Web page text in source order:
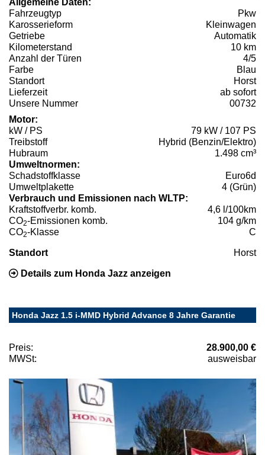
Fahrzeugtyp
Pkw
Karosserieform
Kleinwagen
Getriebe
Automatik
Kilometerstand
10 km
Anzahl der Türen
4/5
Farbe
Blau
Standort
Horst
Lieferzeit
ab sofort
Unsere Nummer
00732
Motor:
kW / PS
79 kW / 107 PS
Treibstoff
Hybrid (Benzin/Elektro)
Hubraum
1.498 cm³
Umweltnormen:
Schadstoffklasse
Euro6d
Umweltplakette
4 (Grün)
Verbrauch und Emissionen nach WLTP:
Kraftstoffverbr. komb.
4,6 l/100km
CO2-Emissionen komb.
104 g/km
CO2-Klasse C
Standort Horst
Details zum Honda Jazz anzeigen
Honda Jazz 1.5 i-MMD Hybrid Advance 8 Jahre Garantie
Preis:
28.900,00 €
MWSt:
ausweisbar